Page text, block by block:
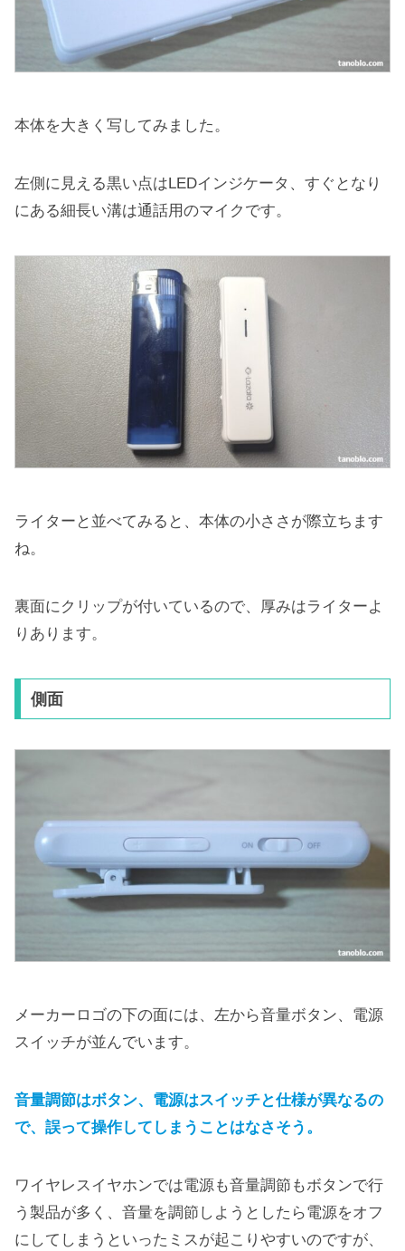
本体を大きく写してみました。
左側に見える黒い点はLEDインジケータ、すぐとなり
にある細長い溝は通話用のマイクです。
ライターと並べてみると、本体の小ささが際立ちます
ね。
裏面にクリップが付いているので、厚みはライターよ
りあります。
側面
メーカーロゴの下の面には、左から音量ボタン、電源
スイッチが並んでいます。
音量調節はボタン、電源はスイッチと仕様が異なるの
で、誤って操作してしまうことはなさそう。
ワイヤレスイヤホンでは電源も音量調節もボタンで行
う製品が多く、音量を調節しようとしたら電源をオフ
にしてしまうといったミスが起こりやすいのですが、